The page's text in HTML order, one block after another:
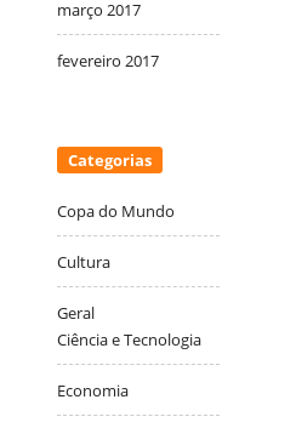
março 2017
fevereiro 2017
Categorias
Copa do Mundo
Cultura
Geral
Ciência e Tecnologia
Economia